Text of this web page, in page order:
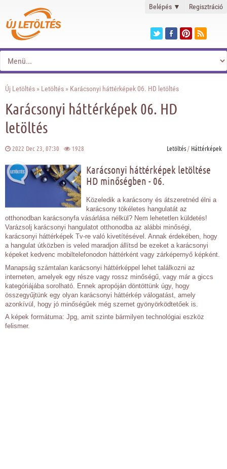
Belépés ▼ Regisztráció
Új Letöltés » Letöltés » Karácsonyi háttérképek 06. HD letöltés
Karácsonyi háttérképek 06. HD
letöltés
2022 Dec 23, 07:30 1928 Letöltés/ Háttérképek
Karácsonyi háttérképek letöltése
HD minőségben - 06.
Közeledik a karácsony és átszeretnéd élni a
karácsony tökéletes hangulatát az
otthonodban karácsonyfa vásárlása nélkül? Nem lehetetlen küldetés!
Varázsolj karácsonyi hangulatot otthonodba az alábbi minőségi,
karácsonyi háttérképek Tv-re való kivetítésével. Annak érdekében, hogy
a hangulat útközben is veled maradjon állítsd be ezeket a karácsonyi
képeket kedvenc mobiltelefonodon háttérként vagy zárképernyő képként.
Manapság számtalan karácsonyi háttérképpel lehet találkozni az
interneten, amelyek egy része vagy rossz minőségű, vagy már a giccs
kategóriájába sorolható. Ennek apropóján döntöttünk úgy, hogy
összegyűjtünk egy olyan karácsonyi háttérkép válogatást, amely
azonkívül, hogy jó minőségűek még szemet gyönyörködtetőek is.
A képek formátuma: Jpg, amit szinte bármilyen technológiai eszköz
felismer.